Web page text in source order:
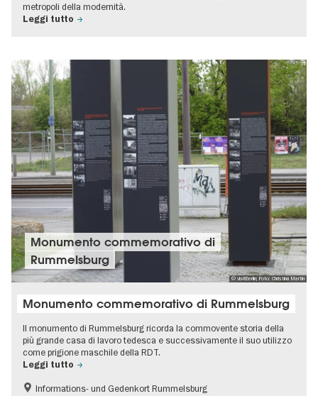
metropoli della modernità.
Leggi tutto
© visitBerlin; Foto: Christina Martin
Monumento commemorativo di
Rummelsburg
Monumento commemorativo di Rummelsburg
Il monumento di Rummelsburg ricorda la commovente storia della
più grande casa di lavoro tedesca e successivamente il suo utilizzo
come prigione maschile della RDT.
Leggi tutto
Informations- und Gedenkort Rummelsburg